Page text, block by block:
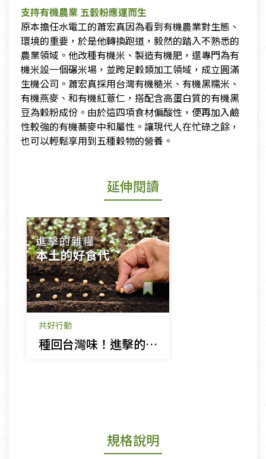
支持有機農業 五穀粉應運而生
​原本擔任水電工的蕭宏真因為看到有機農業對生態、
環境的重要，於是他轉換跑道，毅然的踏入不熟悉的
農業領域。他改種有機米、製造有機肥，還專門為有
機米設一個碾米場，並跨足穀類加工領域，成立圓滿
生機公司。蕭宏真採用台灣有機糙米、有機黑糯米、
有機燕麥、和有機紅薏仁，搭配含高蛋白質的有機黑
豆為穀粉成份。由於這四項食材偏酸性，便再加入鹼
性較強的有機蕎麥中和屬性。讓現代人在忙碌之餘，
也可以輕鬆享用到五種穀物的營養。
延伸閱讀
共好行動
種回台灣味！進擊的雜糧 本土的好食代
規格說明